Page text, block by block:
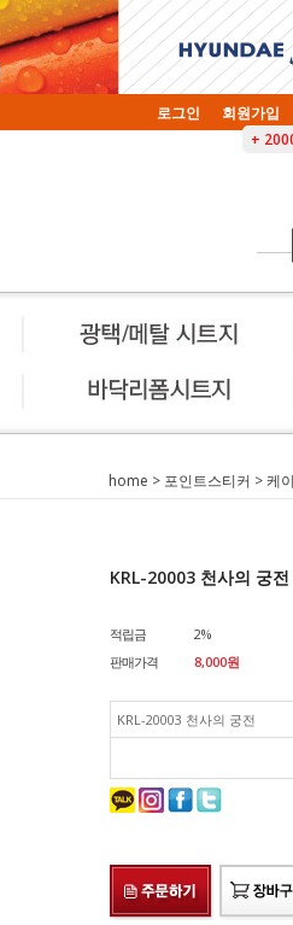
로그인 회원가입
+
home > 포인트스티커 >케
KRL-20003 천사의 궁전
적립금
2%
판매가격
8,000원
KRL-20003 천사의 궁전